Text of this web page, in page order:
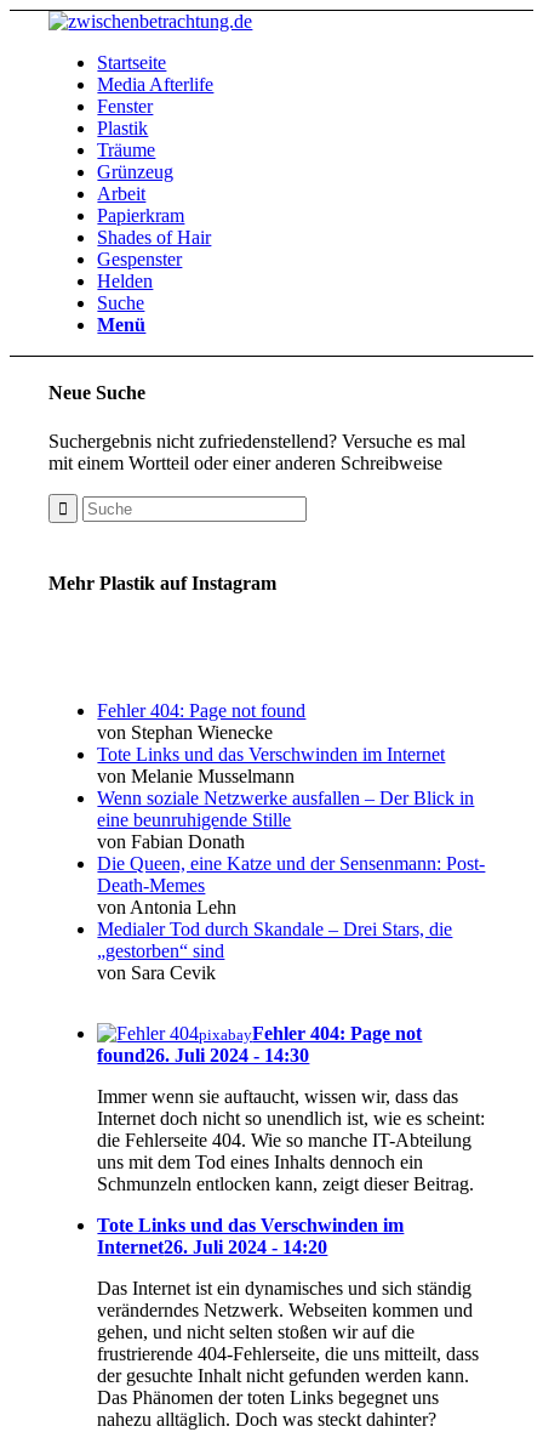
Startseite
Media Afterlife
Fenster
Plastik
Träume
Grünzeug
Arbeit
Papierkram
Shades of Hair
Gespenster
Helden
Suche
Menü
Neue Suche
Suchergebnis nicht zufriedenstellend? Versuche es mal
mit einem Wortteil oder einer anderen Schreibweise
Mehr Plastik auf Instagram
Fehler 404: Page not found
von Stephan Wienecke
Tote Links und das Verschwinden im Internet
von Melanie Musselmann
Wenn soziale Netzwerke ausfallen – Der Blick in
eine beunruhigende Stille
von Fabian Donath
Die Queen, eine Katze und der Sensenmann: Post-
Death-Memes
von Antonia Lehn
Medialer Tod durch Skandale – Drei Stars, die
„gestorben“ sind
von Sara Cevik
pixabayFehler 404: Page not
found26. Juli 2024 - 14:30
Immer wenn sie auftaucht, wissen wir, dass das
Internet doch nicht so unendlich ist, wie es scheint:
die Fehlerseite 404. Wie so manche IT-Abteilung
uns mit dem Tod eines Inhalts dennoch ein
Schmunzeln entlocken kann, zeigt dieser Beitrag.
Tote Links und das Verschwinden im
Internet26. Juli 2024 - 14:20
Das Internet ist ein dynamisches und sich ständig
veränderndes Netzwerk. Webseiten kommen und
gehen, und nicht selten stoßen wir auf die
frustrierende 404-Fehlerseite, die uns mitteilt, dass
der gesuchte Inhalt nicht gefunden werden kann.
Das Phänomen der toten Links begegnet uns
nahezu alltäglich. Doch was steckt dahinter?